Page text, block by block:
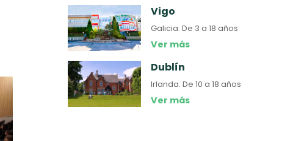
Vigo
Galicia.De 3 a 18 años
Ver más
Dublín
Irlanda.De 10 a 18 años
Ver más